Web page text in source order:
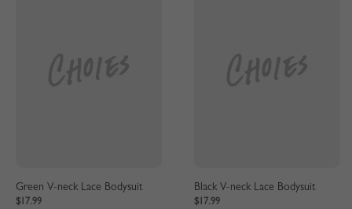
Green V-neck Lace Bodysuit
$17.99
Black V-neck Lace Bodysuit
$17.99